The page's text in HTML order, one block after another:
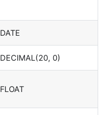
DATE
DECIMAL(20, 0)
FLOAT